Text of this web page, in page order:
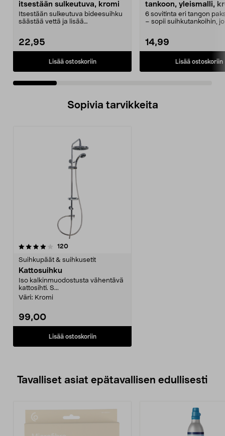
itsestään sulkeutuva, kromi
Itsestään sulkeutuva bideesuihku
säästää vettä ja lisää
22,95
Lisää ostoskoriin
tankoon, yleismalli,
6 sovitinta eri tangon
– sopii suihkutankoihin,
14,99
Lisää ostoskoriin
Sopivia tarvikkeita
120arvostelut
Suihkupäät & suihkusetit
Kattosuihku
Iso kalkinmuodostusta vähentävä
kattosihti. S...
Väri: Kromi
99,00
Lisää ostoskoriin
Tavalliset asiat epätavallisen edullisesti